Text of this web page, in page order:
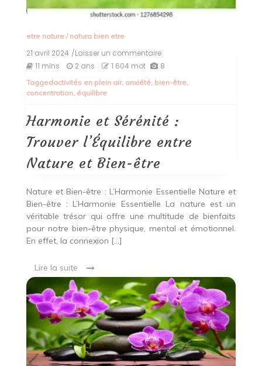
etre nature/ natura bien etre
21 avril 2024 /Laisser un commentaireon
Harmonie
Sérénité
l’Équilibre
entre
Nature
et
11 mins 2 ans 1 604 mot 8
Taggedactivités en plein air, anxiété, bien-être,
concentration, équilibre
Harmonie et Sérénité :
Trouver l’Équilibre entre
Nature et Bien-être
Nature et Bien-être : L’Harmonie Essentielle Nature et
Bien-être : L’Harmonie Essentielle La nature est un
véritable trésor qui offre une multitude de bienfaits
pour notre bien-être physique, mental et émotionnel.
En effet, la connexion […]
Lire la suite